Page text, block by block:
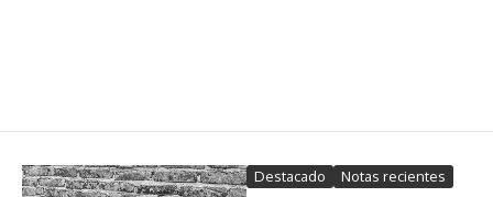
Destacado Notas recientes